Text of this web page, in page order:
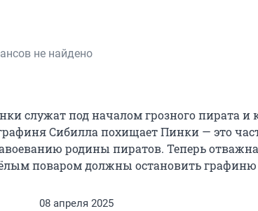
не найдено
служат под началом грозного пирата и
Сибилла похищает Пинки — это
родины пиратов. Теперь
поваром должны остановить
08 апреля 2025